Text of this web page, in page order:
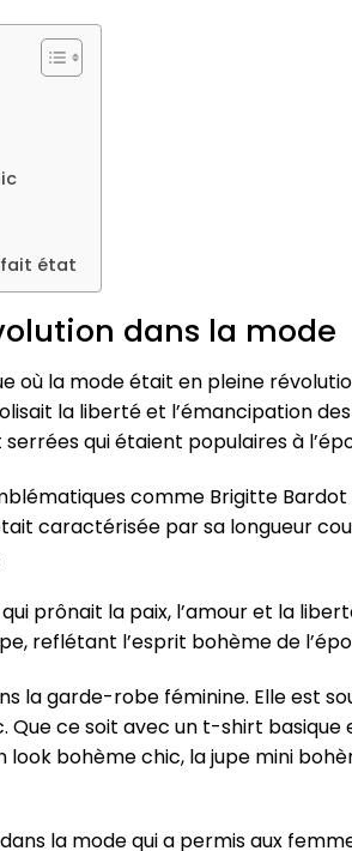
état
dans la mode
où la mode était en pleine
la liberté et l’émancipation
qui étaient populaires à
comme Brigitte Bardot
caractérisée par sa longueur
prônait la paix, l’amour et la
reflétant l’esprit bohème de
la garde-robe féminine. Elle est
ce soit avec un t-shirt basique
bohème chic, la jupe mini
la mode qui a permis aux